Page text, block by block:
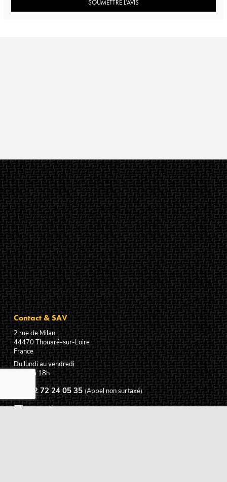
SOUMETTRE L’AVIS
Contact & SAV
2 rue de Milan
44470Thouaré-sur-Loire
France
Du lundi au vendredi
De 9h à 18h
02 72 24 05 35 (Appel non surtaxé)
NOUS ÉCRIRE